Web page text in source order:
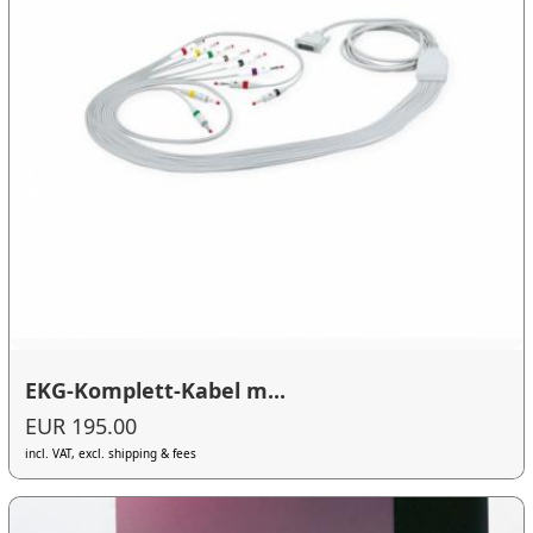
EKG-Komplett-Kabel m...
EUR 195.00
incl. VAT, excl. shipping & fees